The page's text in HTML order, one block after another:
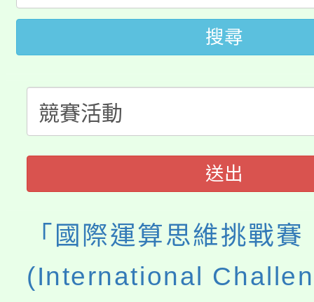
田徑場及游泳池舉行。
桃園市低收入戶享有免
視費優惠，中低收入戶
半價優惠，詳情可洽有
者。
大園自造教育及科技中
份教師增能研習
大溪自造教育及科技中
份教師研習
淨零綠生活教案入校路
會
115年食農教育專業人
程
搜尋
送出
「國際運算思維挑戰賽
(International